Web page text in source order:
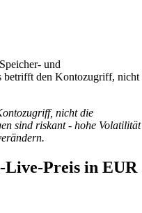
und
betrifft den Kontozugriff, nicht
nicht die
sind riskant - hohe Volatilität
Live-Preis in EUR